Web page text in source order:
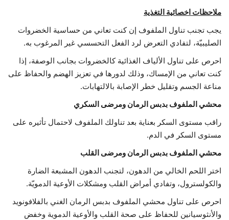
ملاحظات اخصائية التغذية
يجب تجنب تناول الملفوف إن كنت تعاني من حساسية الخضروات
الصليبيّة، لتفادي التعرض لرد الفعل التحسسي غير المرغوب به.
احرص على تناول الألياف الغذائية كالخضروات بجانب الوصفة، إذا
كنت تعاني من الإمساك، وذلك لدورها في تعزيز الهضم والحفاظ على
مناعة الجسم وتقليل خطر الإصابة بالالتهابات.
محشي الملفوف بدبس الرمان ومرضى السكري
راقب مستوى السكر بعناية بعد تناولك الملفوف لاحتمال تأثيره على
مستوى السكر في الدم.
محشي الملفوف بدبس الرمان ومرضى القلب
اختر اللحم الخالي من الدهون، لتجنب الدهون المشبعة الضارة
والكولسترول، وتفادي أمراض القلب ومشكلات الأوعية الدمويّة.
احرص على تناول محشي الملفوف بدبس الرمان الغني بالفلافونويد
والأنثوسيانين للحفاظ على صحة القلب والأوعية الدموية وخفض